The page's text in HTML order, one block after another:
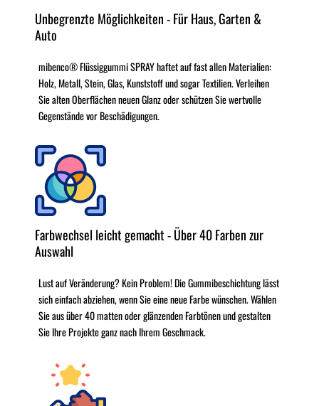
Unbegrenzte Möglichkeiten - Für Haus, Garten &
Auto
mibenco® Flüssiggummi SPRAY haftet auf fast allen Materialien:
Holz, Metall, Stein, Glas, Kunststoff und sogar Textilien. Verleihen
Sie alten Oberflächen neuen Glanz oder schützen Sie wertvolle
Gegenstände vor Beschädigungen.
Farbwechsel leicht gemacht - Über 40 Farben zur
Auswahl
Lust auf Veränderung? Kein Problem! Die Gummibeschichtung lässt
sich einfach abziehen, wenn Sie eine neue Farbe wünschen. Wählen
Sie aus über 40 matten oder glänzenden Farbtönen und gestalten
Sie Ihre Projekte ganz nach Ihrem Geschmack.